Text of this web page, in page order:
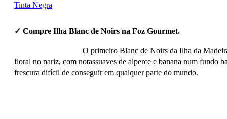
Tinta Negra
✓ Compre Ilha Blanc de Noirs na Foz Gourmet.
O primeiro Blanc de Noirs da Ilha da
floral no nariz, com notassuaves de alperce e banana num fundo
frescura difícil de conseguir em qualquer parte do mundo.